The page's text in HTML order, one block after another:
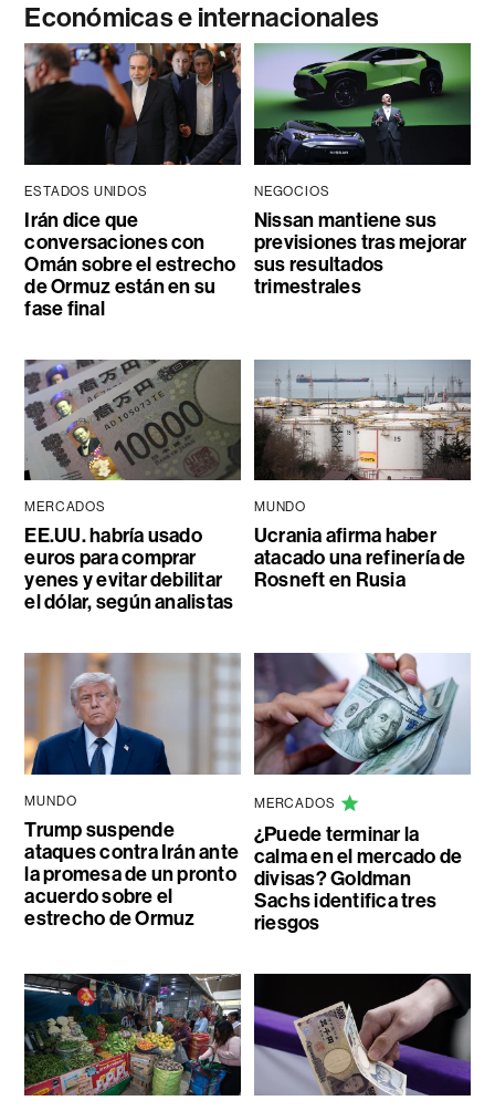
Económicas e internacionales
ESTADOS UNIDOS
Irán dice que
conversaciones con
Omán sobre el estrecho
de Ormuz están en su
fase final
NEGOCIOS
Nissan mantiene sus
previsiones tras mejorar
sus resultados
trimestrales
MERCADOS
EE.UU. habría usado
euros para comprar
yenes y evitar debilitar
el dólar, según analistas
MUNDO
Ucrania afirma haber
atacado una refinería de
Rosneft en Rusia
MUNDO
Trump suspende
ataques contra Irán ante
la promesa de un pronto
acuerdo sobre el
estrecho de Ormuz
MERCADOS
¿Puede terminar la
calma en el mercado de
divisas? Goldman
Sachs identifica tres
riesgos